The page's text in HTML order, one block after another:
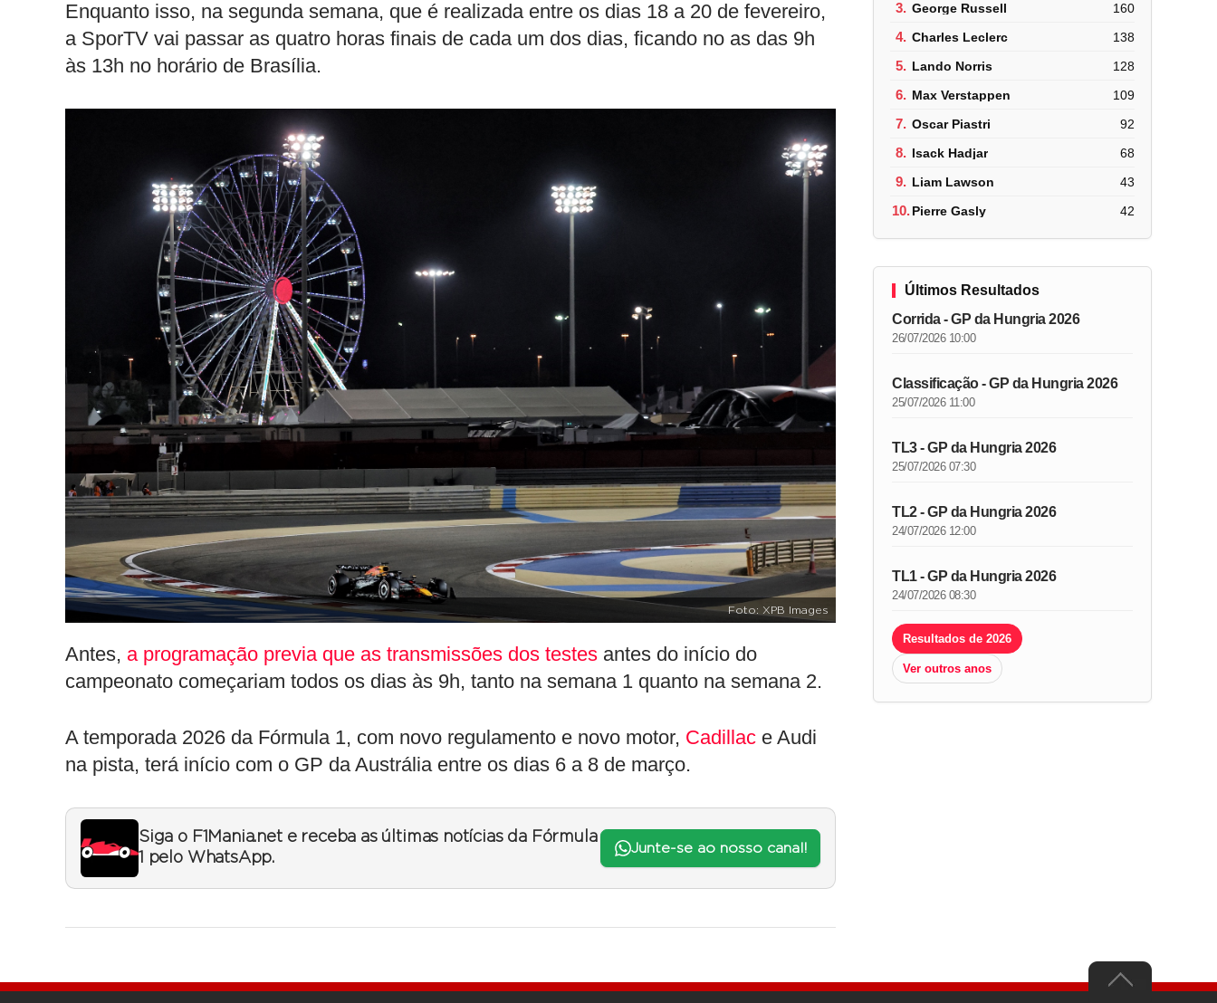
Enquanto isso, na segunda semana, que é realizada entre os dias 18 a 20 de fevereiro,
a SporTV vai passar as quatro horas finais de cada um dos dias, ficando no as das 9h
às 13h no horário de Brasília.
Foto: XPB Images
Antes, a programação previa que as transmissões dos testes antes do início do
campeonato começariam todos os dias às 9h, tanto na semana 1 quanto na semana 2.
A temporada 2026 da Fórmula 1, com novo regulamento e novo motor, Cadillac e Audi
na pista, terá início com o GP da Austrália entre os dias 6 a 8 de março.
Siga o F1Mania.net e receba as últimas notícias da Fórmula
1 pelo WhatsApp.
Junte-se ao nosso canal!
3. George Russell 160
4. Charles Leclerc 138
5. Lando Norris 128
6. Max Verstappen 109
7. Oscar Piastri 92
8. Isack Hadjar 68
9. Liam Lawson 43
10.Pierre Gasly 42
Últimos Resultados
Corrida - GP da Hungria 2026
26/07/2026 10:00
Classificação - GP da Hungria 2026
25/07/2026 11:00
TL3 - GP da Hungria 2026
25/07/2026 07:30
TL2 - GP da Hungria 2026
24/07/2026 12:00
TL1 - GP da Hungria 2026
24/07/2026 08:30
Resultados de 2026
Ver outros anos